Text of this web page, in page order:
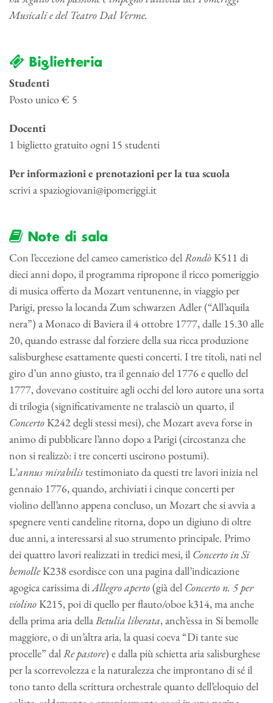
Musicali e del Teatro Dal Verme.
Biglietteria
Studenti
Posto unico € 5
Docenti
1 biglietto gratuito ogni 15 studenti
Per informazioni e prenotazioni per la tua scuola
scrivi a spaziogiovani@ipomeriggi.it
Note di sala
Con l’eccezione del cameo cameristico delRondòK511 di
dieci anni dopo, il programma ripropone il ricco pomeriggio
di musica offerto da Mozart ventunenne, in viaggio per
Parigi, presso la locanda Zum schwarzen Adler (“All’aquila
nera”) a Monaco di Baviera il 4 ottobre 1777, dalle 15.30 alle
20, quando estrasse dal forziere della sua ricca produzione
salisburghese esattamente questi concerti. I tre titoli, nati nel
giro d’un anno giusto, tra il gennaio del 1776 e quello del
1777, dovevano costituire agli occhi del loro autore una sorta
di trilogia (significativamente ne tralasciò un quarto, il
ConcertoK242 degli stessi mesi), che Mozart aveva forse in
animo di pubblicare l’anno dopo a Parigi (circostanza che
non si realizzò: i tre concerti uscirono postumi).
L’annus mirabilistestimoniato da questi tre lavori inizia nel
gennaio 1776, quando, archiviati i cinque concerti per
violino dell’anno appena concluso, un Mozart che si avvia a
spegnere venti candeline ritorna, dopo un digiuno di oltre
due anni, a interessarsi al suo strumento principale. Primo
dei quattro lavori realizzati in tredici mesi, il Concerto in Si
bemolleK238 esordisce con una pagina dall’indicazione
agogica carissima diAllegro aperto(già del Concerto n. 5 per
violinoK215, poi di quello per flauto/oboe k314, ma anche
della prima aria dellaBetulia liberata, anch’essa in Si bemolle
maggiore, o di un’altra aria, la quasi coeva “Di tante sue
procelle” dalRe pastore) e dalla più schietta aria salisburghese
per la scorrevolezza e la naturalezza che improntano di sé il
tono tanto della scrittura orchestrale quanto dell’eloquio del